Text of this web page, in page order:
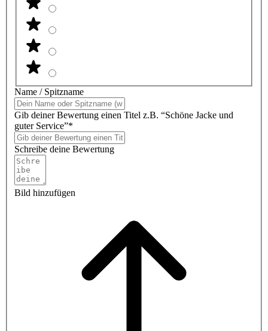
Name / Spitzname
Gib deiner Bewertung einen Titel z.B. “Schöne Jacke und
guter Service”*
Schreibe deine Bewertung
Bild hinzufügen